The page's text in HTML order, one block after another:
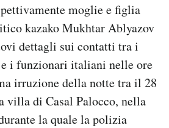
moglie e figlia
kazako Mukhtar Ablyazov
dettagli sui contatti tra i
i funzionari italiani nelle ore
irruzione della notte tra il 28
villa di Casal Palocco, nella
la quale la polizia